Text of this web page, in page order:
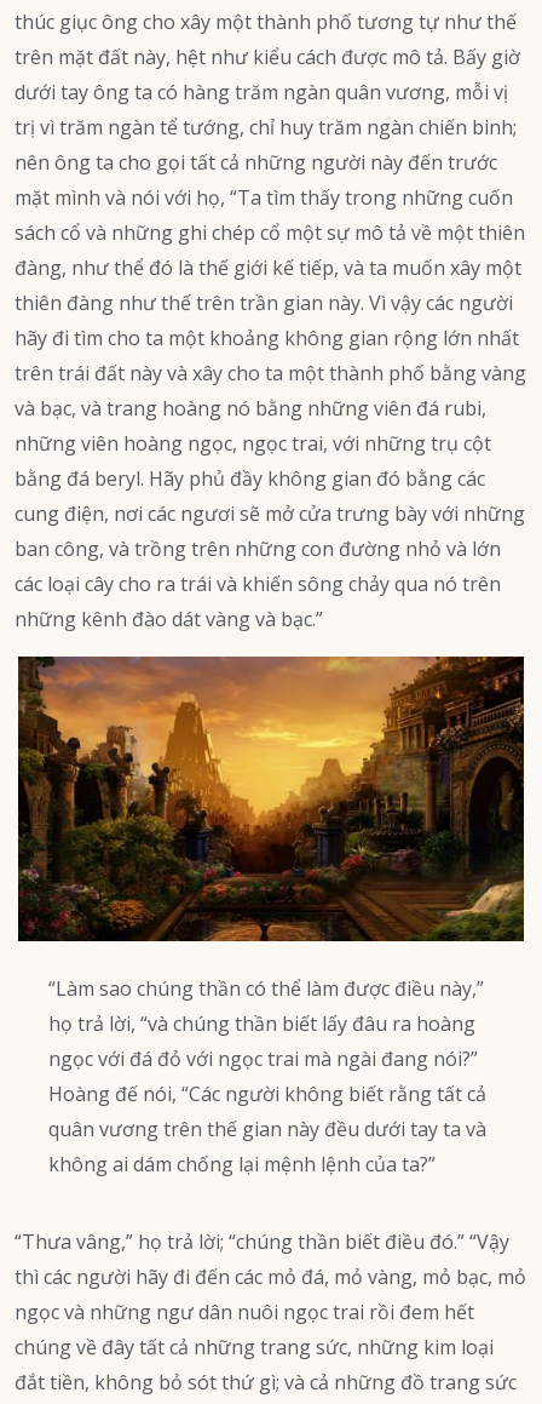
thúc giục ông cho xây một thành phố tương tự như thế
trên mặt đất này, hệt như kiểu cách được mô tả. Bấy giờ
dưới tay ông ta có hàng trăm ngàn quân vương, mỗi vị
trị vì trăm ngàn tể tướng, chỉ huy trăm ngàn chiến binh;
nên ông ta cho gọi tất cả những người này đến trước
mặt mình và nói với họ, “Ta tìm thấy trong những cuốn
sách cổ và những ghi chép cổ một sự mô tả về một thiên
đàng, như thể đó là thế giới kế tiếp, và ta muốn xây một
thiên đàng như thế trên trần gian này. Vì vậy các người
hãy đi tìm cho ta một khoảng không gian rộng lớn nhất
trên trái đất này và xây cho ta một thành phố bằng vàng
và bạc, và trang hoàng nó bằng những viên đá rubi,
những viên hoàng ngọc, ngọc trai, với những trụ cột
bằng đá beryl. Hãy phủ đầy không gian đó bằng các
cung điện, nơi các ngươi sẽ mở cửa trưng bày với những
ban công, và trồng trên những con đường nhỏ và lớn
các loại cây cho ra trái và khiến sông chảy qua nó trên
những kênh đào dát vàng và bạc.”
“Làm sao chúng thần có thể làm được điều này,”
họ trả lời, “và chúng thần biết lấy đâu ra hoàng
ngọc với đá đỏ với ngọc trai mà ngài đang nói?”
Hoàng đế nói, “Các người không biết rằng tất cả
quân vương trên thế gian này đều dưới tay ta và
không ai dám chống lại mệnh lệnh của ta?”
“Thưa vâng,” họ trả lời; “chúng thần biết điều đó.” “Vậy
thì các người hãy đi đến các mỏ đá, mỏ vàng, mỏ bạc, mỏ
ngọc và những ngư dân nuôi ngọc trai rồi đem hết
chúng về đây tất cả những trang sức, những kim loại
đắt tiền, không bỏ sót thứ gì; và cả những đồ trang sức